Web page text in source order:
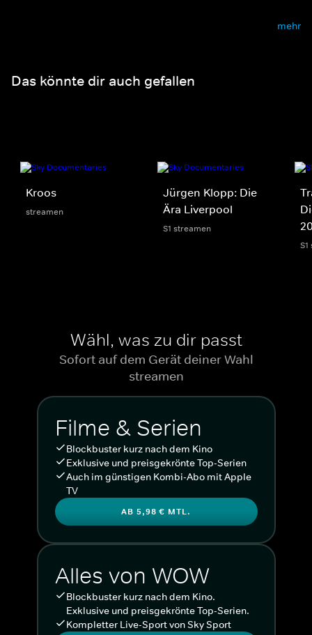
mehr
Das könnte dir auch gefallen
Kroos
streamen
Jürgen Klopp: Die
Ära Liverpool
S1 streamen
Wähl, was zu dir passt
Sofort auf dem Gerät deiner Wahl
streamen
Filme & Serien
Blockbuster kurz nach dem Kino
Exklusive und preisgekrönte Top-Serien
Auch im günstigen Kombi-Abo mit Apple
TV
AB 5,98 € MTL.
Alles von WOW
Blockbuster kurz nach dem Kino.
Exklusive und preisgekrönte Top-Serien.
Kompletter Live-Sport von Sky Sport